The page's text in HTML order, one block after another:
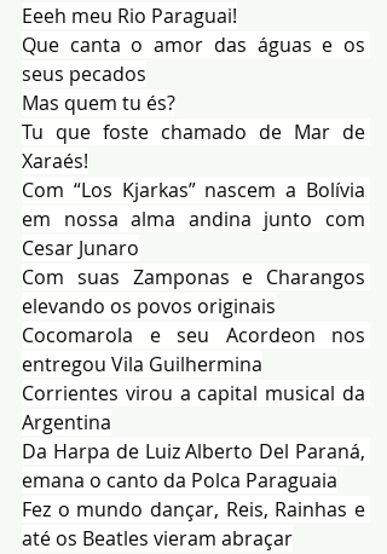
Eeeh meu Rio Paraguai!
Que canta o amor das águas e os
seus pecados
Mas quem tu és?
Tu que foste chamado de Mar de
Xaraés!
Com “Los Kjarkas” nascem a Bolívia
em nossa alma andina junto com
Cesar Junaro
Com suas Zamponas e Charangos
elevando os povos originais
Cocomarola e seu Acordeon nos
entregou Vila Guilhermina
Corrientes virou a capital musical da
Argentina
Da Harpa de Luiz Alberto Del Paraná,
emana o canto da Polca Paraguaia
Fez o mundo dançar, Reis, Rainhas e
até os Beatles vieram abraçar